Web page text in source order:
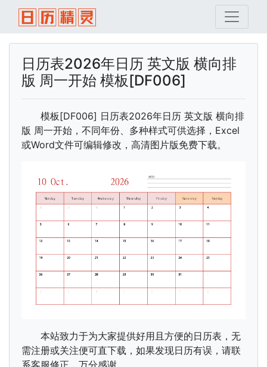
日历表2026年日历 英文版 横向排
版 周一开始 模板[DF006]
模板[DF006] 日历表2026年日历 英文版 横向排
版 周一开始，不同年份、多种样式可供选择，Excel
或Word文件可编辑修改，高清图片版免费下载。
本站致力于为大家提供好用且方便的日历表，无
需注册或关注便可直下载，如果发现日历有误，请联